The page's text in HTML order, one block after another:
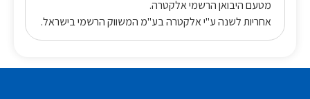
מטעם היבואן הרשמי אלקטרה.
אחריות לשנה ע"י אלקטרה בע"מ המשווק הרשמי בישראל.